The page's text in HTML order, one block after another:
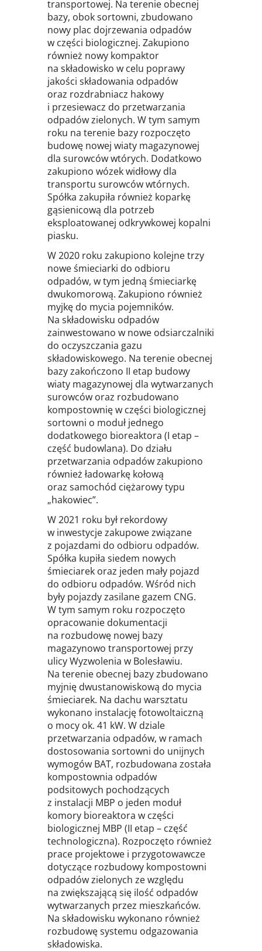
transportowej. Na terenie obecnej
bazy, obok sortowni, zbudowano
nowy plac dojrzewania odpadów
w części biologicznej. Zakupiono
również nowy kompaktor
na składowisko w celu poprawy
jakości składowania odpadów
oraz rozdrabniacz hakowy
i przesiewacz do przetwarzania
odpadów zielonych. W tym samym
roku na terenie bazy rozpoczęto
budowę nowej wiaty magazynowej
dla surowców wtórych. Dodatkowo
zakupiono wózek widłowy dla
transportu surowców wtórnych.
Spółka zakupiła również koparkę
gąsienicową dla potrzeb
eksploatowanej odkrywkowej kopalni
piasku.
W 2020 roku zakupiono kolejne trzy
nowe śmieciarki do odbioru
odpadów, w tym jedną śmieciarkę
dwukomorową. Zakupiono również
myjkę do mycia pojemników.
Na składowisku odpadów
zainwestowano w nowe odsiarczalniki
do oczyszczania gazu
składowiskowego. Na terenie obecnej
bazy zakończono II etap budowy
wiaty magazynowej dla wytwarzanych
surowców oraz rozbudowano
kompostownię w części biologicznej
sortowni o moduł jednego
dodatkowego bioreaktora (I etap –
część budowlana). Do działu
przetwarzania odpadów zakupiono
również ładowarkę kołową
oraz samochód ciężarowy typu
„hakowiec”.
W 2021 roku był rekordowy
w inwestycje zakupowe związane
z pojazdami do odbioru odpadów.
Spółka kupiła siedem nowych
śmieciarek oraz jeden mały pojazd
do odbioru odpadów. Wśród nich
były pojazdy zasilane gazem CNG.
W tym samym roku rozpoczęto
opracowanie dokumentacji
na rozbudowę nowej bazy
magazynowo transportowej przy
ulicy Wyzwolenia w Bolesławiu.
Na terenie obecnej bazy zbudowano
myjnię dwustanowiskową do mycia
śmieciarek. Na dachu warsztatu
wykonano instalację fotowoltaiczną
o mocy ok. 41 kW. W dziale
przetwarzania odpadów, w ramach
dostosowania sortowni do unijnych
wymogów BAT, rozbudowana została
kompostownia odpadów
podsitowych pochodzących
z instalacji MBP o jeden moduł
komory bioreaktora w części
biologicznej MBP (II etap – część
technologiczna). Rozpoczęto również
prace projektowe i przygotowawcze
dotyczące rozbudowy kompostowni
odpadów zielonych ze względu
na zwiększającą się ilość odpadów
wytwarzanych przez mieszkańców.
Na składowisku wykonano również
rozbudowę systemu odgazowania
składowiska.